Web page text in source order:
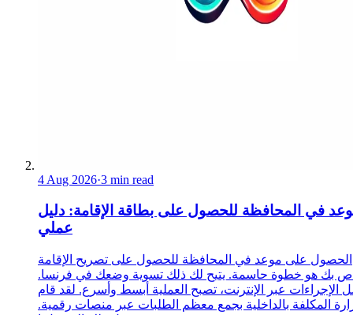
4 Aug 2026·3 min read
في المحافظة للحصول على بطاقة الإقامة: دليل
عملي
الحصول على موعد في المحافظة للحصول على تصريح الإقامة
بك هو خطوة حاسمة. يتيح لك ذلك تسوية وضعك في فرنسا.
الإجراءات عبر الإنترنت، تصبح العملية أبسط وأسرع. لقد قام
المكلفة بالداخلية بجمع معظم الطلبات عبر منصات رقمية.